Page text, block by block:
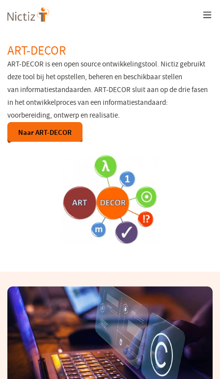
Overslaan
en
gaan
ART-DECOR
ART-DECOR is een open source ontwikkelingstool. Nictiz gebruikt
deze tool bij het opstellen, beheren en beschikbaar stellen
van informatiestandaarden. ART-DECOR sluit aan op de drie fasen
in het ontwikkelproces van een informatiestandaard:
voorbereiding, ontwerp en realisatie.
Naar ART-DECOR(opent
in
venster)